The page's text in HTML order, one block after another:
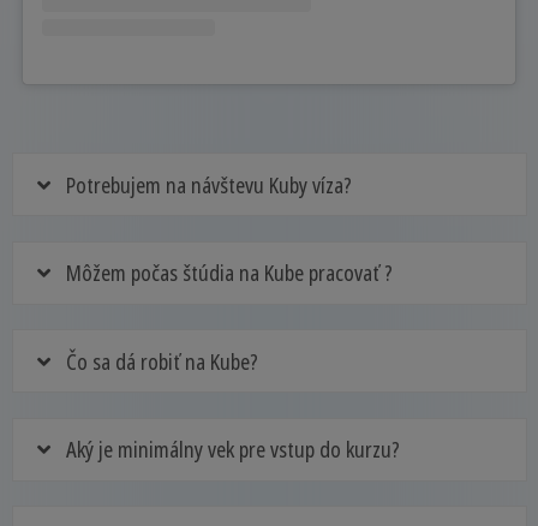
Potrebujem na návštevu Kuby víza?
Môžem počas štúdia na Kube pracovať ?
Čo sa dá robiť na Kube?
Aký je minimálny vek pre vstup do kurzu?